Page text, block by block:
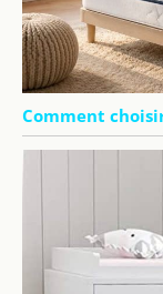
Comment